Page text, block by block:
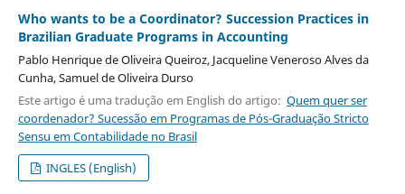
Who wants to be a Coordinator? Succession Practices in
Brazilian Graduate Programs in Accounting
Pablo Henrique de Oliveira Queiroz, Jacqueline Veneroso Alves da
Cunha, Samuel de Oliveira Durso
Este artigo é uma tradução em English do artigo: Quem quer ser
coordenador? Sucessão em Programas de Pós-Graduação Stricto
Sensu em Contabilidade no Brasil
INGLES (English)